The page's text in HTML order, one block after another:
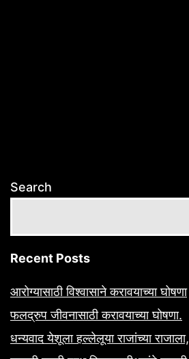
Search
Recent Posts
आरोग्यासाठी विश्वासाने करावयाच्या घोषणा
फलद्रुप जीवनासाठी करावयाच्या घोषणा.
धन्यवाद येशूला हल्लेलूया राजांच्या राजाला,